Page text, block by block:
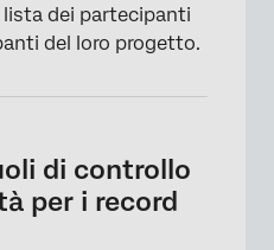
lista dei partecipanti
del loro progetto.
di controllo
per i record